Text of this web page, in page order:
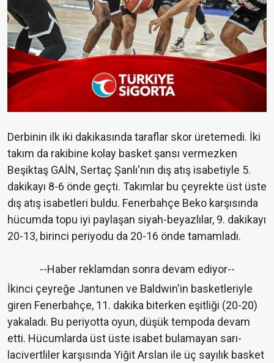
Derbinin ilk iki dakikasında taraflar skor üretemedi. İki
takım da rakibine kolay basket şansı vermezken
Beşiktaş GAİN, Sertaç Şanlı'nın dış atış isabetiyle 5.
dakikayı 8-6 önde geçti. Takımlar bu çeyrekte üst üste
dış atış isabetleri buldu. Fenerbahçe Beko karşısında
hücumda topu iyi paylaşan siyah-beyazlılar, 9. dakikayı
20-13, birinci periyodu da 20-16 önde tamamladı.
--Haber reklamdan sonra devam ediyor--
İkinci çeyreğe Jantunen ve Baldwin'in basketleriyle
giren Fenerbahçe, 11. dakika biterken eşitliği (20-20)
yakaladı. Bu periyotta oyun, düşük tempoda devam
etti. Hücumlarda üst üste isabet bulamayan sarı-
lacivertliler karşısında Yiğit Arslan ile üç sayılık basket